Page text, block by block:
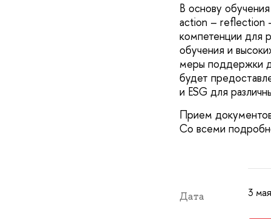
В основу
action – reflection
компетенции для
обучения и
меры поддержки
будет
и ESG для
Прием
Со всеми
Дата 3